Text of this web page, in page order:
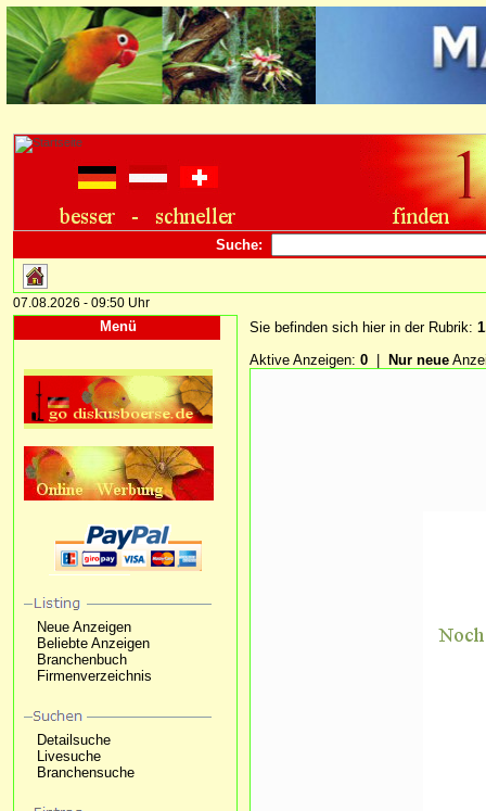
Suche:
07.08.2026 - 09:50 Uhr
Menü
Neue Anzeigen
Beliebte Anzeigen
Branchenbuch
Firmenverzeichnis
Detailsuche
Livesuche
Branchensuche
Sie befinden sich hier in der Rubrik:
Aktive Anzeigen: 0 Nur neue